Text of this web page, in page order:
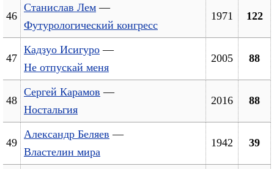
46
Станислав Лем —
Футурологический конгресс
1971 122
47
Кадзуо Исигуро —
Не отпускай меня
2005 88
48
Сергей Карамов —
Ностальгия
2016 88
49
Александр Беляев —
Властелин мира
1942 39